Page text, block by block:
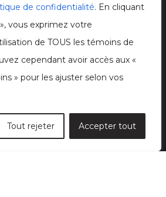
de confidentialité. En cliquant
vous exprimez votre
de TOUS les témoins de
cependant avoir accès aux «
» pour les ajuster selon vos
Tout rejeter Accepter tout